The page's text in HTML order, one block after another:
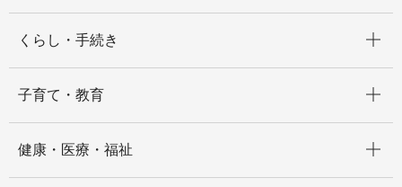
くらし・手続き
子育て・教育
健康・医療・福祉